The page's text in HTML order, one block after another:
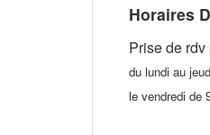
Horaires
Prise de
du lundi au
le vendredi de